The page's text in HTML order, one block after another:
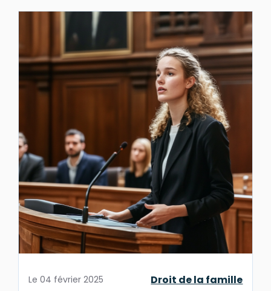
Le 04 février 2025
Droit de la famille